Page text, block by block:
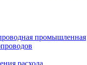
промышленная
расхода